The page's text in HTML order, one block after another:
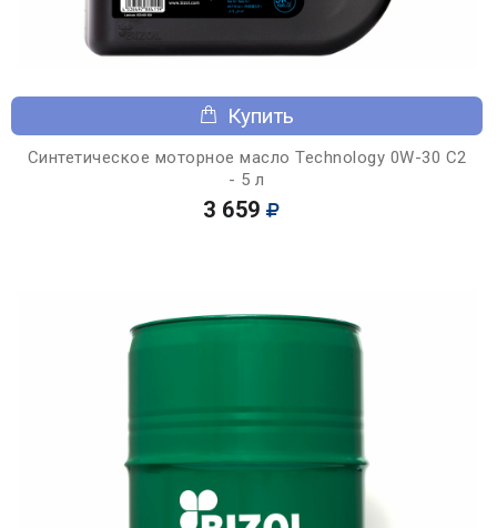
Купить
Синтетическое моторное масло Technology 0W-30 C2
- 5 л
3 659